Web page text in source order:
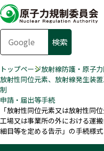
トップページ放射線防護・原子
放射性同位元素、放射線発生装
制
申請・届出等手続
「放射性同位元素又は放射性同
工場又は事業所の外における運
細目等を定める告示」の手続様式